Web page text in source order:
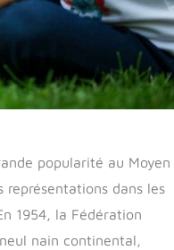
popularité au Moyen
dans les
1954, la Fédération
nain continental,